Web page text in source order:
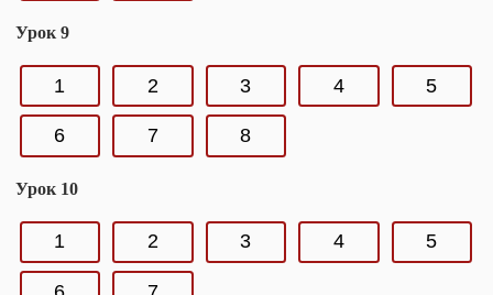
Урок 9
1 2 3 4 5
6 7 8
Урок 10
1 2 3 4 5